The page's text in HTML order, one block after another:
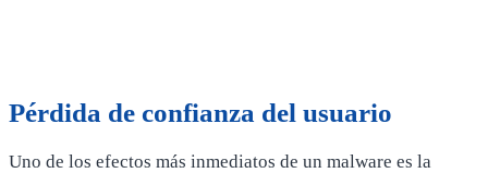
Pérdida de confianza del usuario
Uno de los efectos más inmediatos de un malware es la